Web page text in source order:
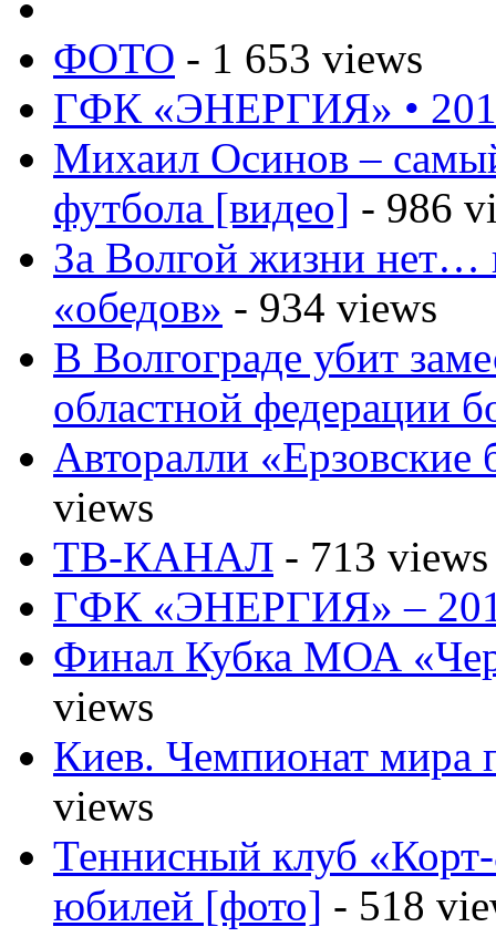
ФОТО - 1 653 views
ГФК «ЭНЕРГИЯ» •
Михаил Осинов –
футбола [видео] - 986
За Волгой жизни нет…
«обедов» - 934 views
В Волгограде убит
областной федерации
Авторалли
views
ТВ-КАНАЛ - 713 views
ГФК «ЭНЕРГИЯ» –
Финал Кубка МОА
views
Киев. Чемпионат мира
views
Теннисный клуб «Корт-
юбилей [фото] - 518